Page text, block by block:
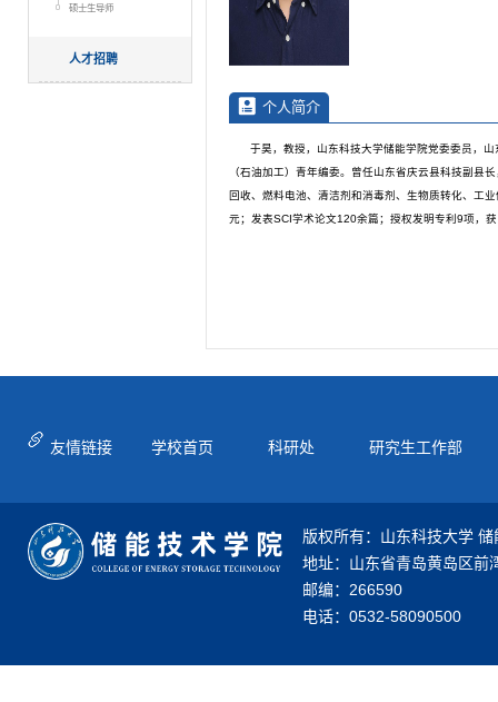
硕士生导师
人才招聘
个人简介
于昊，教授，山东科技大学储能学院党委委员，
（石油加工）青年编委。曾任山东省庆云县科技副县
回收、燃料电池、清洁剂和消毒剂、生物质转化、工
元；发表SCI学术论文120余篇；授权发明专利9项，
友情链接 学校首页 科研处 研究生工作部
版权所有：山东科技大学
地址：山东省青岛黄岛区前
邮编：266590
电话：0532-58090500